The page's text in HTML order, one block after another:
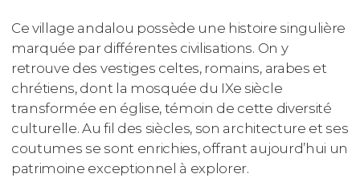
Ce village andalou possède une histoire singulière
marquée par différentes civilisations. On y
retrouve des vestiges celtes, romains, arabes et
chrétiens, dont la mosquée du IXe siècle
transformée en église, témoin de cette diversité
culturelle. Au fil des siècles, son architecture et ses
coutumes se sont enrichies, offrant aujourd’hui un
patrimoine exceptionnel à explorer.